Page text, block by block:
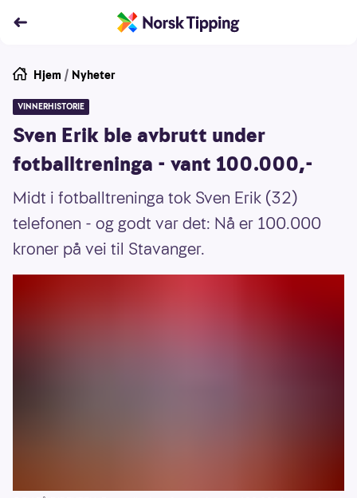
Hjem / Nyheter
VINNERHISTORIE
Sven Erik ble avbrutt under
fotballtreninga - vant 100.000,-
Midt i fotballtreninga tok Sven Erik (32)
telefonen - og godt var det: Nå er 100.000
kroner på vei til Stavanger.